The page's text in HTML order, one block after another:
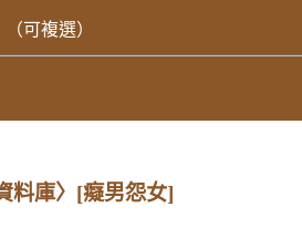
（可複選）
庫〉 [癡男怨女]